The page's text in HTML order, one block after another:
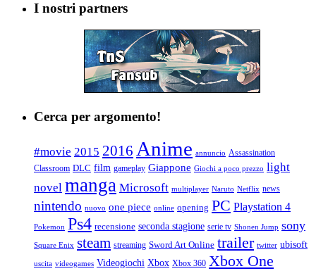
I nostri partners
Cerca per argomento!
#movie 2015 2016 Anime annuncio Assassination
Classroom DLC film gameplay Giappone Giochi a poco prezzo light
novel manga Microsoft multiplayer Naruto Netflix news
nintendo nuovo one piece online opening PC Playstation 4
Pokemon Ps4 recensione seconda stagione serie tv Shonen Jump sony
Square Enix steam streaming Sword Art Online trailer twitter ubisoft
uscita videogames Videogiochi Xbox Xbox 360 Xbox One